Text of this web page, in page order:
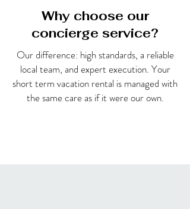
Why choose our
concierge service?
Our difference: high standards, a reliable
local team, and expert execution. Your
short term vacation rental is managed with
the same care as if it were our own.